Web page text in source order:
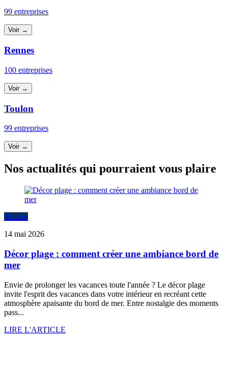
99 entreprises
Voir →
Rennes
100 entreprises
Voir →
Toulon
99 entreprises
Voir →
Nos actualités qui pourraient vous plaire
Maison
14 mai 2026
Décor plage : comment créer une ambiance bord de
mer
Envie de prolonger les vacances toute l'année ? Le décor plage
invite l'esprit des vacances dans votre intérieur en recréant cette
atmosphère apaisante du bord de mer. Entre nostalgie des moments
pass...
LIRE L'ARTICLE